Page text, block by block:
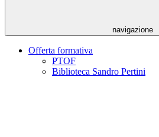
navigazione
Offerta formativa
PTOF
Biblioteca Sandro Pertini